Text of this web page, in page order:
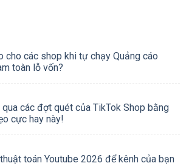
cho các shop khi tự chạy Quảng cáo
toàn lỗ vốn?
các đợt quét của TikTok Shop bằng
cực hay này!
toán Youtube 2026 để kênh của bạn